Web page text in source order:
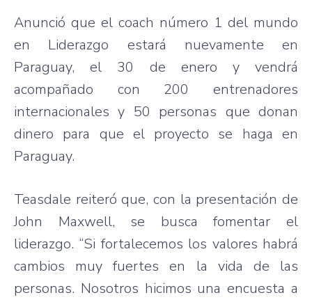
Anunció que el coach número 1 del mundo
en Liderazgo estará nuevamente en
Paraguay, el 30 de enero y vendrá
acompañado con 200 entrenadores
internacionales y 50 personas que donan
dinero para que el proyecto se haga en
Paraguay.
Teasdale reiteró que, con la presentación de
John Maxwell, se busca fomentar el
liderazgo. “Si fortalecemos los valores habrá
cambios muy fuertes en la vida de las
personas. Nosotros hicimos una encuesta a